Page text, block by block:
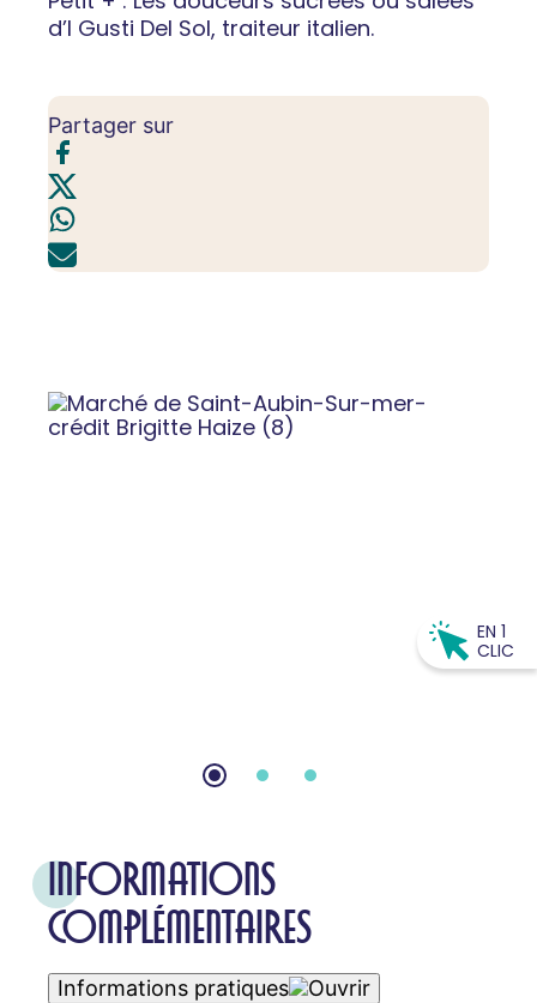
d’I Gusti Del Sol, traiteur italien.
Partager sur
INFORMATIONS
COMPLÉMENTAIRES
Informations pratiques
EN 1
CLIC